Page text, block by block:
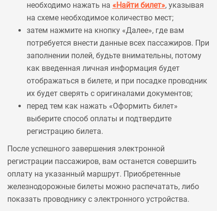
необходимо нажать на «Найти билет», указывая
на схеме необходимое количество мест;
затем нажмите на кнопку «Далее», где вам
потребуется внести данные всех пассажиров. При
заполнении полей, будьте внимательны, потому
как введенная личная информация будет
отображаться в билете, и при посадке проводник
их будет сверять с оригиналами документов;
перед тем как нажать «Оформить билет»
выберите способ оплаты и подтвердите
регистрацию билета.
После успешного завершения электронной
регистрации пассажиров, вам останется совершить
оплату на указанный маршрут. Приобретенные
железнодорожные билеты можно распечатать, либо
показать проводнику с электронного устройства.